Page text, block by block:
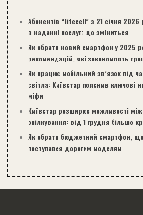
Абонентів “lifecell” з 21 січня 2026
в наданні послуг: що зміниться
Як обрати новий смартфон у 2025
рекомендацій, які зекономлять
Як працює мобільний зв’язок під
світла: Київстар пояснив ключові
міфи
Київстар розширює можливості
спілкування: від 1 грудня більше
Як обрати бюджетний смартфон,
поступався дорогим моделям